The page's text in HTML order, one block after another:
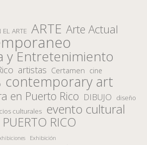
ARTE ARTE Arte Actual
y Entretenimiento
artistas Certamen cine
contemporary art
en Puerto Rico DIBUJO diseño
culturales evento cultural
RICO
Exhibición